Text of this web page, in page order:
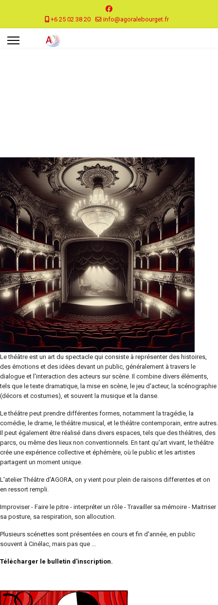
+6 25 02 38 20 info@agoralebourget.fr
Le théâtre est un art du spectacle qui consiste à représenter des histoires,
des émotions et des idées devant un public, généralement à travers le
dialogue et l'interaction des acteurs sur scène. Il combine divers éléments,
tels que le texte dramatique, la mise en scène, le jeu d'acteur, la scénographie
(décors et costumes), et souvent la musique et la danse.
Le théâtre peut prendre différentes formes, notamment la tragédie, la
comédie, le drame, le théâtre musical, et le théâtre contemporain, entre autres.
Il peut également être réalisé dans divers espaces, tels que des théâtres, des
parcs, ou même des lieux non conventionnels. En tant qu'art vivant, le théâtre
crée une expérience collective et éphémère, où le public et les artistes
partagent un moment unique.
L'atelier Théâtre d'AGORA, on y vient pour plein de raisons differentes et on
en ressort rempli.
Improviser - Faire le pitre - interpréter un rôle - Travailler sa mémoire - Maitriser
sa posture, sa respiration, son allocution.
Plusieurs scénettes sont présentées en cours et fin d'année, en public
souvent à Cinélac, mais pas que ...
Télécharger le bulletin d'inscription.